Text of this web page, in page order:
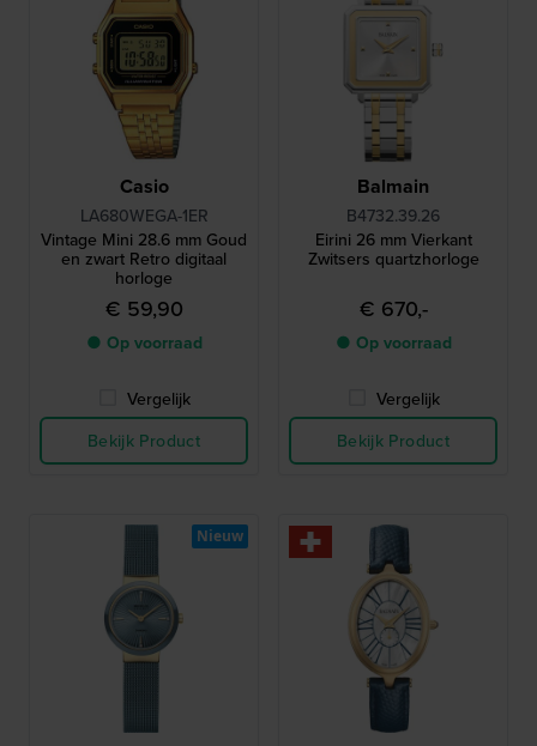
Casio
LA680WEGA-1ER
Vintage Mini 28.6 mm Goud
en zwart Retro digitaal
horloge
€ 59,90
● Op voorraad
Vergelijk
Bekijk Product
Balmain
B4732.39.26
Eirini 26 mm Vierkant
Zwitsers quartzhorloge
€ 670,-
● Op voorraad
Vergelijk
Bekijk Product
Nieuw